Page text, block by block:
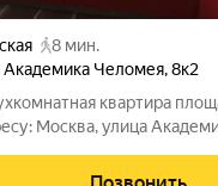
8 мин.
Академика Челомея,8к2
квартира
Москва, улица
1985 года постройки.